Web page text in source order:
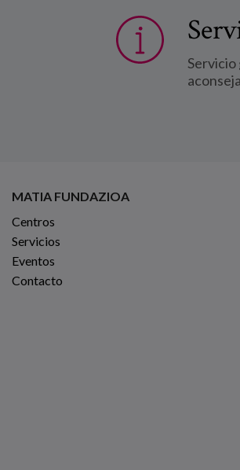
Servicio
MATIA FUNDAZIOA
Centros
Servicios
Eventos
Contacto